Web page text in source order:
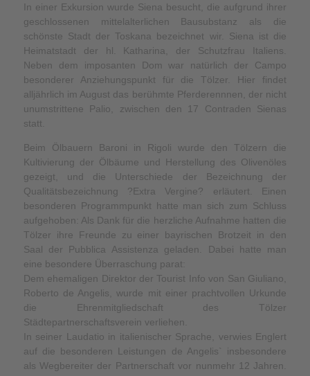
In einer Exkursion wurde Siena besucht, die aufgrund ihrer
geschlossenen mittelalterlichen Bausubstanz als die
schönste Stadt der Toskana bezeichnet wir. Siena ist die
Heimatstadt der hl. Katharina, der Schutzfrau Italiens.
Neben dem imposanten Dom war natürlich der Campo
besonderer Anziehungspunkt für die Tölzer. Hier findet
alljährlich im August das berühmte Pferderennnen, der nicht
unumstrittene Palio, zwischen den 17 Contraden Sienas
statt.
Beim Ölbauern Baroni in Rigoli wurde den Tölzern die
Kultivierung der Ölbäume und Herstellung des Olivenöles
gezeigt, und die Unterschiede der Bezeichnung der
Qualitätsbezeichnung ?Extra Vergine? erläutert. Einen
besonderen Programmpunkt hatte man sich zum Schluss
aufgehoben: Als Dank für die herzliche Aufnahme hatten die
Tölzer ihre Freunde zu einer bayrischen Brotzeit in den
Saal der Pubblica Assistenza geladen. Dabei hatte man
eine besondere Überraschung parat:
Dem ehemaligen Direktor der Tourist Info von San Giuliano,
Roberto de Angelis, wurde mit einer prachtvollen Urkunde
die Ehrenmitgliedschaft des Tölzer
Städtepartnerschaftsverein verliehen.
In seiner Laudatio in italienischer Sprache, verwies Englert
auf die besonderen Leistungen de Angelis` insbesondere
als Wegbereiter der Partnerschaft vor nunmehr 12 Jahren.